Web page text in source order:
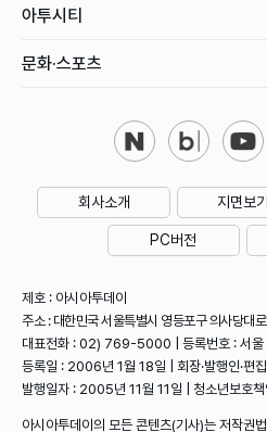
아투시티
문화·스포츠
회사소개 지면보기
PC버전
제호 : 아시아투데이
주소 : 대한민국 서울특별시 영등포구 의사당대
대표전화 : 02) 769-5000 | 등록번호 : 서
등록일 : 2006년 1월 18일 | 회장·발행인·편
발행일자 : 2005년 11월 11일 | 청소년보호책
아시아투데이의 모든 콘텐츠(기사)는 저작권